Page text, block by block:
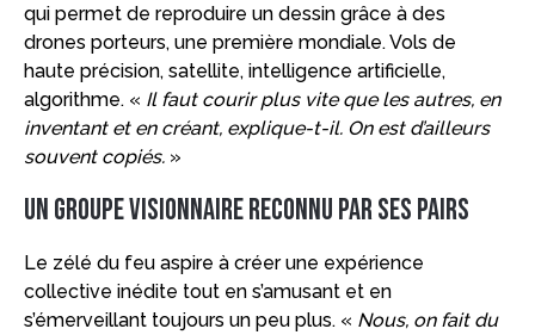
qui permet de reproduire un dessin grâce à des
drones porteurs, une première mondiale. Vols de
haute précision, satellite, intelligence artificielle,
algorithme. « Il faut courir plus vite que les autres, en
inventant et en créant, explique-t-il. On est d’ailleurs
souvent copiés. »
Un groupe visionnaire reconnu par ses pairs
Le zélé du feu aspire à créer une expérience
collective inédite tout en s’amusant et en
s’émerveillant toujours un peu plus. « Nous, on fait du